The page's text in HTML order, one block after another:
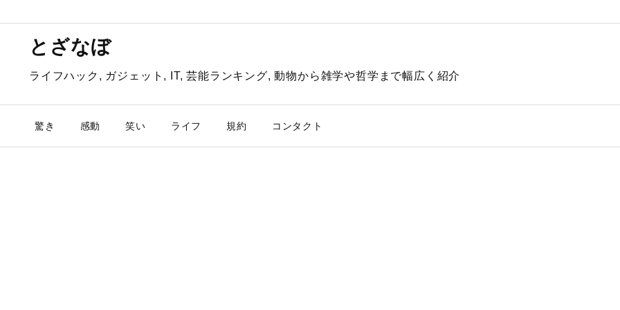
とざなぼ
ライフハック, ガジェット, IT, 芸能ランキング, 動物から雑学や哲学まで幅広く紹介
驚き 感動 笑い ライフ 規約 コンタクト